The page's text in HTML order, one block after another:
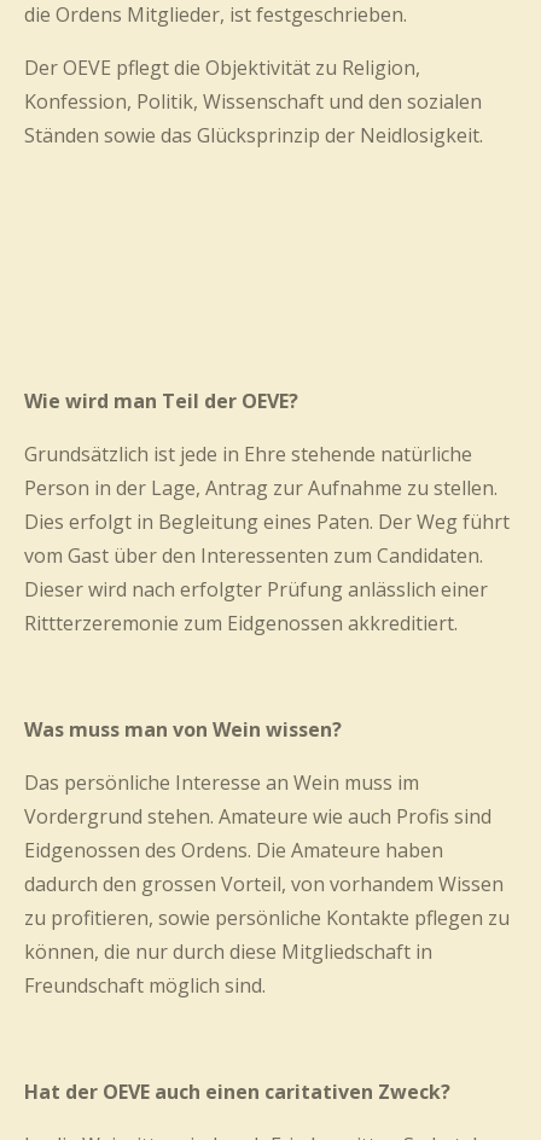
die Ordens Mitglieder, ist festgeschrieben.
Der OEVE pflegt die Objektivität zu Religion,
Konfession, Politik, Wissenschaft und den sozialen
Ständen sowie das Glücksprinzip der Neidlosigkeit.
Wie wird man Teil der OEVE?
Grundsätzlich ist jede in Ehre stehende natürliche
Person in der Lage, Antrag zur Aufnahme zu stellen.
Dies erfolgt in Begleitung eines Paten. Der Weg führt
vom Gast über den Interessenten zum Candidaten.
Dieser wird nach erfolgter Prüfung anlässlich einer
Rittterzeremonie zum Eidgenossen akkreditiert.
Was muss man von Wein wissen?
Das persönliche Interesse an Wein muss im
Vordergrund stehen. Amateure wie auch Profis sind
Eidgenossen des Ordens. Die Amateure haben
dadurch den grossen Vorteil, von vorhandem Wissen
zu profitieren, sowie persönliche Kontakte pflegen zu
können, die nur durch diese Mitgliedschaft in
Freundschaft möglich sind.
Hat der OEVE auch einen caritativen Zweck?